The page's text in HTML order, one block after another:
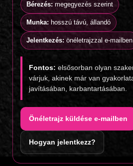
Bérezés: megegyezés szerint
Munka: hosszú távú, állandó
Jelentkezés: önéletrajzzal e-mailben
Fontos: elsősorban olyan
várjuk, akinek már van
javításában, karbantartásában.
Önéletrajz küldése e-mailben
Hogyan jelentkezz?